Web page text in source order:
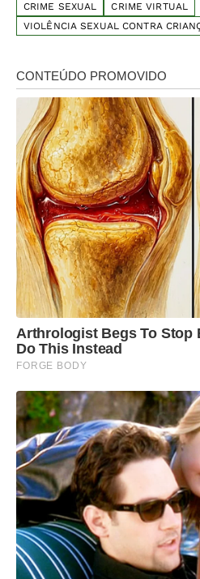
CRIME SEXUAL
CRIME VIRTUAL
VIOLÊNCIA SEXUAL CONTRA